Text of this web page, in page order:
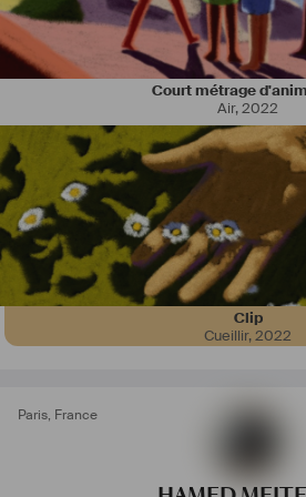
Court métrage
Air,2022
Clip
Cueillir,2022
Paris, France
#blackpanther#